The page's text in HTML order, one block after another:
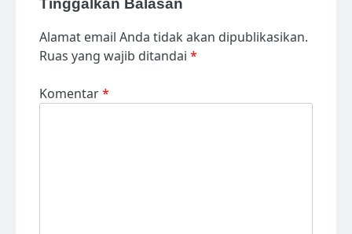
Tinggalkan Balasan
Alamat email Anda tidak akan dipublikasikan.
Ruas yang wajib ditandai *
Komentar*